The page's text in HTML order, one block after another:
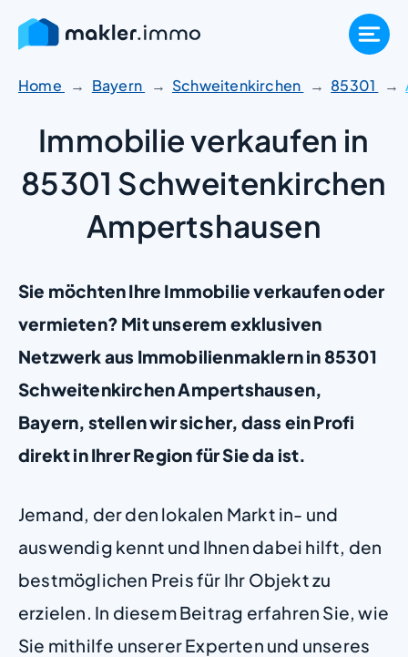
Zum
Inhalt
springen
Home Bayern Schweitenkirchen 85301
Immobilie verkaufen in
85301 Schweitenkirchen
Ampertshausen
Sie möchten Ihre Immobilie verkaufen oder
vermieten? Mit unserem exklusiven
Netzwerk aus Immobilienmaklern in 85301
Schweitenkirchen Ampertshausen,
Bayern, stellen wir sicher, dass ein Profi
direkt in Ihrer Region für Sie da ist.
Jemand, der den lokalen Markt in- und
auswendig kennt und Ihnen dabei hilft, den
bestmöglichen Preis für Ihr Objekt zu
erzielen. In diesem Beitrag erfahren Sie, wie
Sie mithilfe unserer Experten und unseres